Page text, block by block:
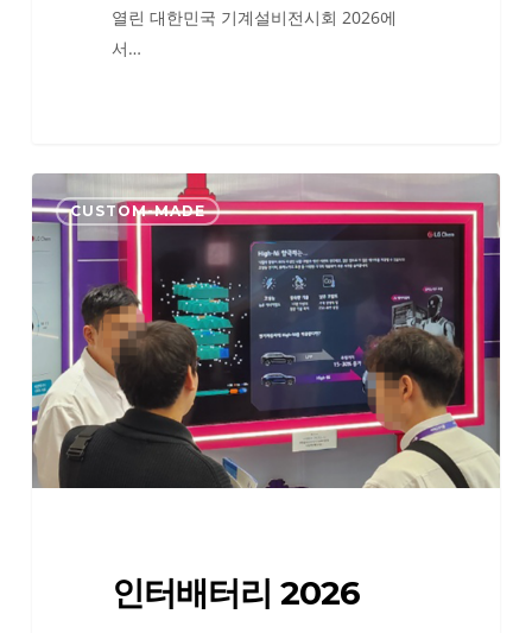
열린 대한민국 기계설비전시회 2026에
서…
터
배
2026
CUSTOM-MADE
인터배터리 2026